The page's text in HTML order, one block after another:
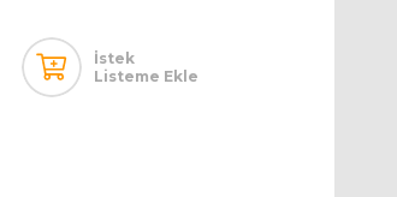
İstek
Listeme Ekle